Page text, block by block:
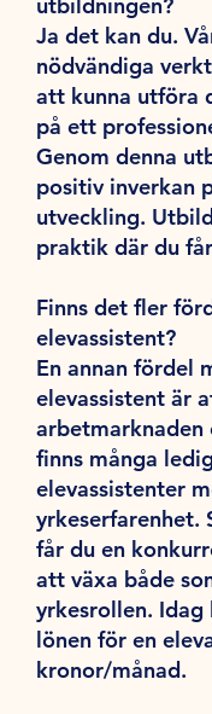
Ja det kan du.
nödvändiga
att kunna utföra
på ett
Genom denna
positiv inverkan
utveckling.
praktik där du
Finns det fler
elevassistent?
En annan fördel
elevassistent är
arbetmarknaden
finns många
elevassistenter
yrkeserfarenhet.
får du en
att växa både
yrkesrollen.
lönen för en
kronor/månad.